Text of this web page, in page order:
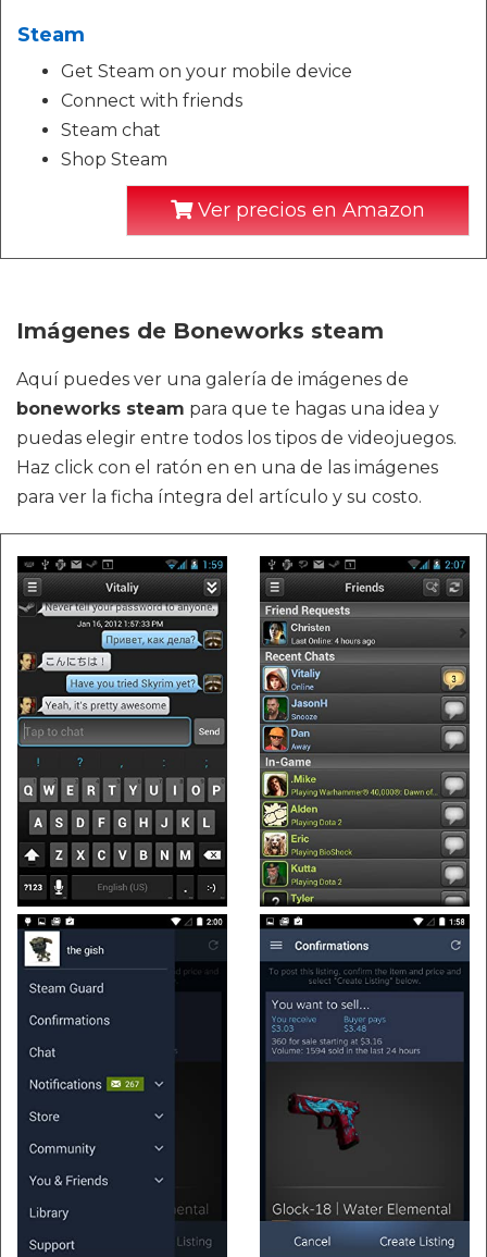
Steam
Get Steam on your mobile device
Connect with friends
Steam chat
Shop Steam
Ver precios en Amazon
Imágenes de Boneworks steam
Aquí puedes ver una galería de imágenes de
boneworks steam para que te hagas una idea y
puedas elegir entre todos los tipos de videojuegos.
Haz click con el ratón en en una de las imágenes
para ver la ficha íntegra del artículo y su costo.